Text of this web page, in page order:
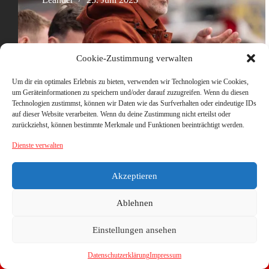
Cookie-Zustimmung verwalten
Um dir ein optimales Erlebnis zu bieten, verwenden wir Technologien wie Cookies,
um Geräteinformationen zu speichern und/oder darauf zuzugreifen. Wenn du diesen
Technologien zustimmst, können wir Daten wie das Surfverhalten oder eindeutige IDs
auf dieser Website verarbeiten. Wenn du deine Zustimmung nicht erteilst oder
zurückziehst, können bestimmte Merkmale und Funktionen beeinträchtigt werden.
Dienste verwalten
Akzeptieren
Ablehnen
Einstellungen ansehen
DatenschutzerklärungImpressum